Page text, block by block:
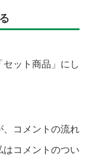
ット商品」にし
、コメントの流れ
はコメントのつい